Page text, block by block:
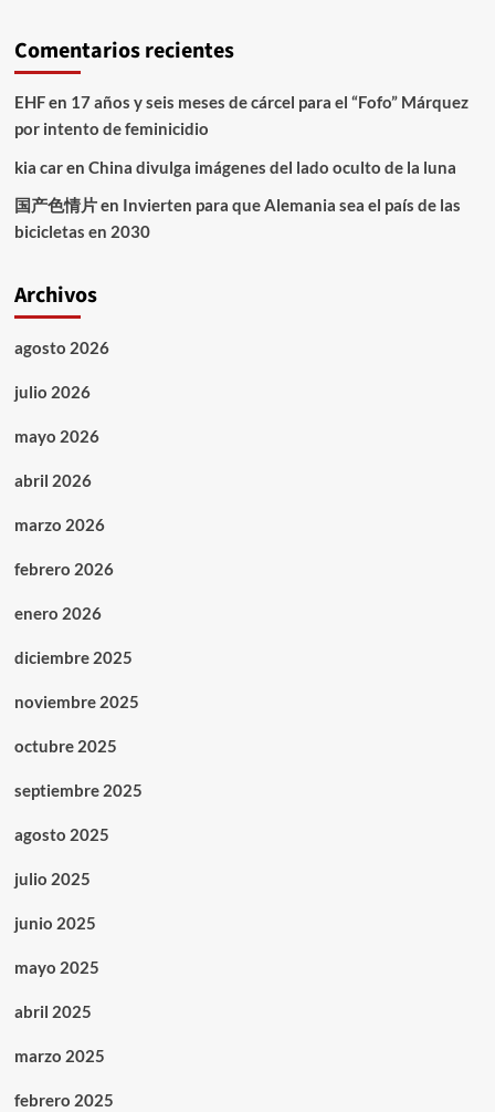
Comentarios recientes
EHFen 17 años y seis meses de cárcel para el “Fofo” Márquez
por intento de feminicidio
kia caren China divulga imágenes del lado oculto de la luna
国产色情片en Invierten para que Alemania sea el país de las
bicicletas en 2030
Archivos
agosto 2026
julio 2026
mayo 2026
abril 2026
marzo 2026
febrero 2026
enero 2026
diciembre 2025
noviembre 2025
octubre 2025
septiembre 2025
agosto 2025
julio 2025
junio 2025
mayo 2025
abril 2025
marzo 2025
febrero 2025